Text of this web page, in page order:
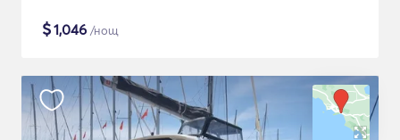
$1,046 /нощ